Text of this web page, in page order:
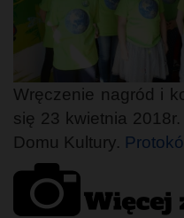
Wręczenie nagród i
się 23 kwietnia
Domu Kultury.